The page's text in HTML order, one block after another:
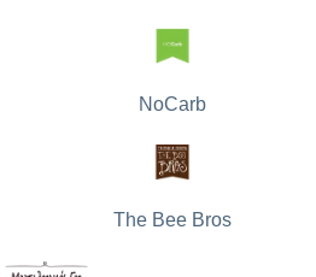
NoCarb
The Bee Bros